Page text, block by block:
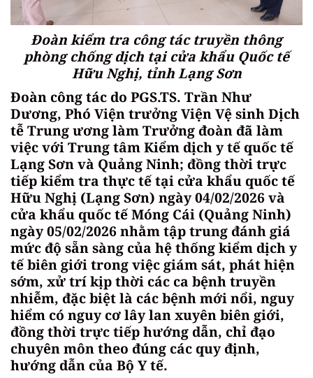
Đoàn kiểm tra công tác truyền thông
phòng chống dịch tại cửa khẩu Quốc tế
Hữu Nghị, tỉnh Lạng Sơn
Đoàn công tác do PGS.TS. Trần Như
Dương, Phó Viện trưởng Viện Vệ sinh Dịch
tễ Trung ương làm Trưởng đoàn đã làm
việc với Trung tâm Kiểm dịch y tế quốc tế
Lạng Sơn và Quảng Ninh; đồng thời trực
tiếp kiểm tra thực tế tại cửa khẩu quốc tế
Hữu Nghị (Lạng Sơn) ngày 04/02/2026 và
cửa khẩu quốc tế Móng Cái (Quảng Ninh)
ngày 05/02/2026 nhằm tập trung đánh giá
mức độ sẵn sàng của hệ thống kiểm dịch y
tế biên giới trong việc giám sát, phát hiện
sớm, xử trí kịp thời các ca bệnh truyền
nhiễm, đặc biệt là các bệnh mới nổi, nguy
hiểm có nguy cơ lây lan xuyên biên giới,
đồng thời trực tiếp hướng dẫn, chỉ đạo
chuyên môn theo đúng các quy định,
hướng dẫn của Bộ Y tế.